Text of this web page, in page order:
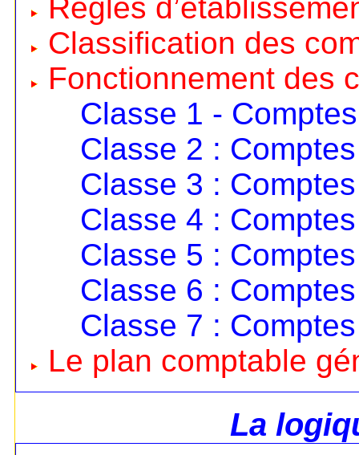
Règles
Classification des
Fonctionnement des
Classe 1 -
Classe 2 :
Classe 3 :
Classe 4 :
Classe 5 :
Classe 6 :
Classe 7 :
Le plan comptable
La